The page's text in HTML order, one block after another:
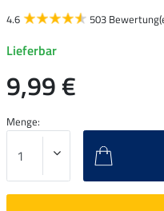
4.6 503
Lieferbar
9,99 €
Menge: